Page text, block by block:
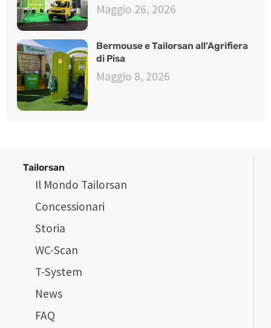
Maggio 26, 2026
Bermouse e Tailorsan all’Agrifiera
di Pisa
Maggio 8, 2026
Tailorsan
Il Mondo Tailorsan
Concessionari
Storia
WC-Scan
T-System
News
FAQ